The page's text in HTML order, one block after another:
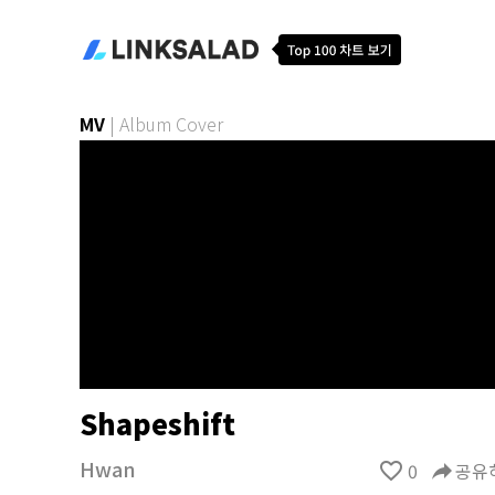
MV | Album Cover
Shapeshift
Hwan favorite_border 0 reply공유